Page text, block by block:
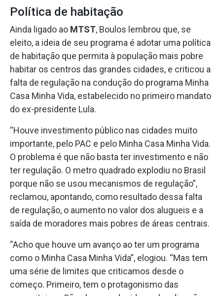
Política de habitação
Ainda ligado ao MTST, Boulos lembrou que, se
eleito, a ideia de seu programa é adotar uma política
de habitação que permita à população mais pobre
habitar os centros das grandes cidades, e criticou a
falta de regulação na condução do programa Minha
Casa Minha Vida, estabelecido no primeiro mandato
do ex-presidente Lula.
“Houve investimento público nas cidades muito
importante, pelo PAC e pelo Minha Casa Minha Vida.
O problema é que não basta ter investimento e não
ter regulação. O metro quadrado explodiu no Brasil
porque não se usou mecanismos de regulação”,
reclamou, apontando, como resultado dessa falta
de regulação, o aumento no valor dos alugueis e a
saída de moradores mais pobres de áreas centrais.
“Acho que houve um avanço ao ter um programa
como o Minha Casa Minha Vida”, elogiou. “Mas tem
uma série de limites que criticamos desde o
começo. Primeiro, tem o protagonismo das